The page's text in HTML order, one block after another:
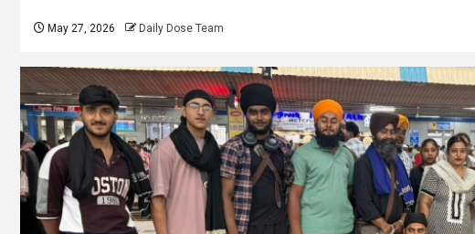
May 27, 2026 Daily Dose Team